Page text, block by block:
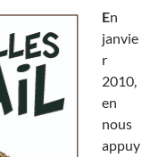
En
janvie
r
2010,
en
nous
appuy